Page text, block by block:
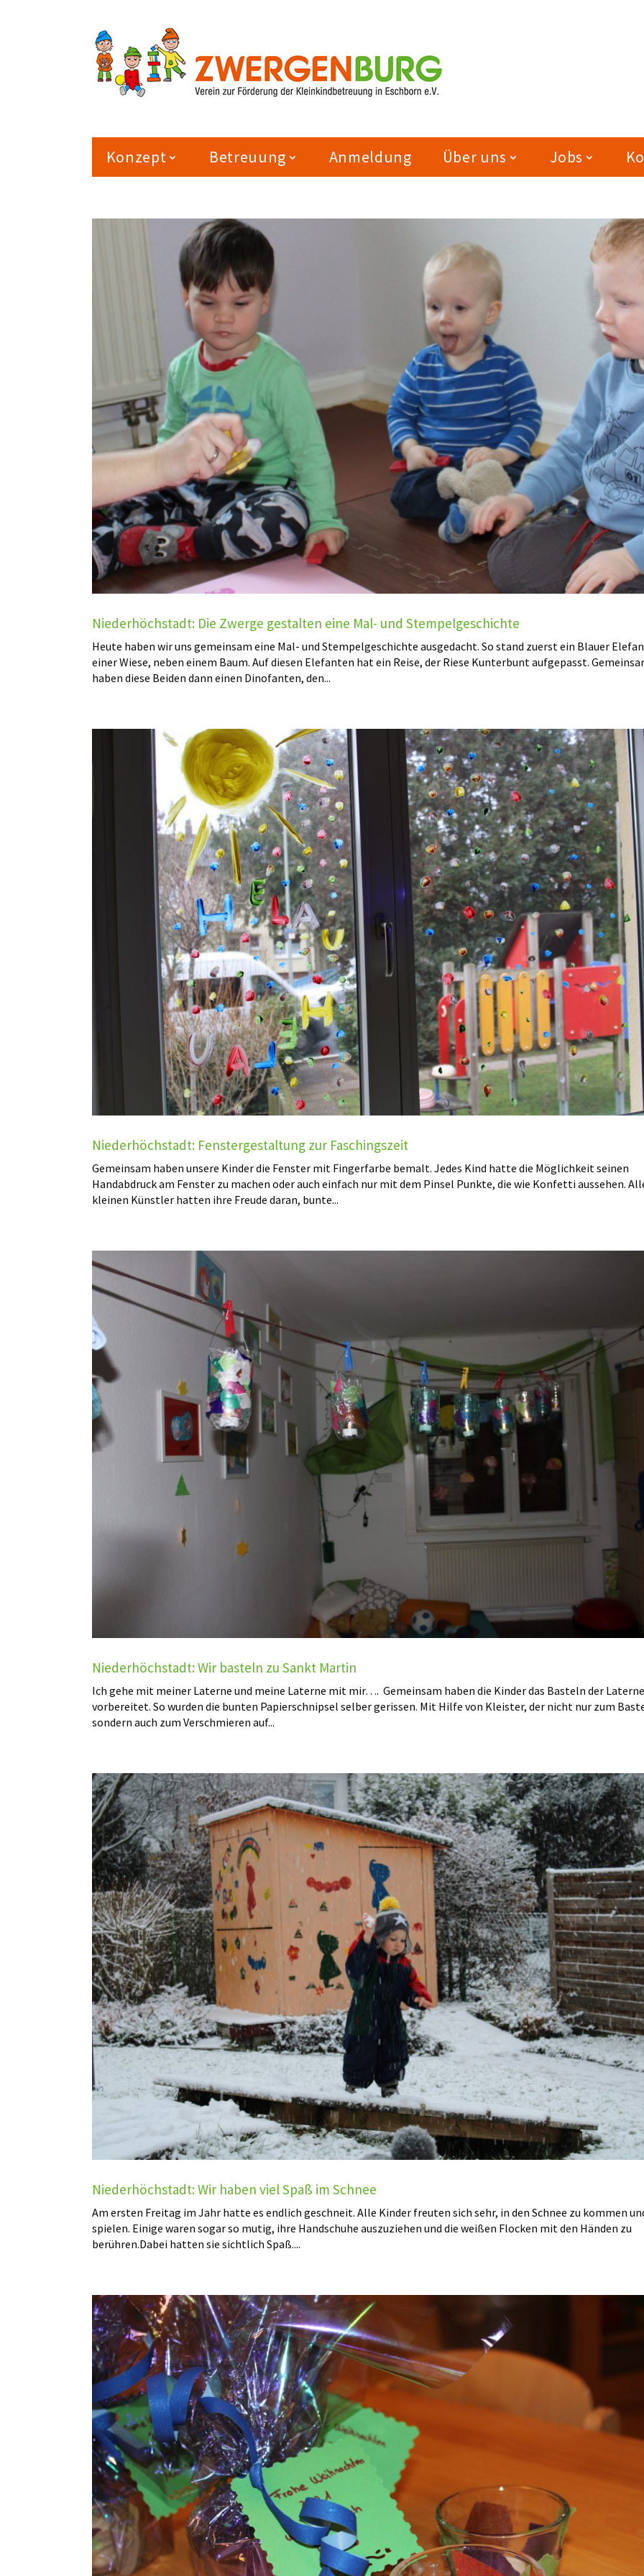
Konzept Betreuung Anmeldung Über uns Jobs
Niederhöchstadt: Die Zwerge gestalten eine Mal- und Stempelgeschichte
Heute haben wir uns gemeinsam eine Mal- und Stempelgeschichte ausgedacht. So stand zuerst ein Blauer
einer Wiese, neben einem Baum. Auf diesen Elefanten hat ein Reise, der Riese Kunterbunt aufgepasst.
haben diese Beiden dann einen Dinofanten, den...
Niederhöchstadt: Fenstergestaltung zur Faschingszeit
Gemeinsam haben unsere Kinder die Fenster mit Fingerfarbe bemalt. Jedes Kind hatte die Möglichkeit seinen
Handabdruck am Fenster zu machen oder auch einfach nur mit dem Pinsel Punkte, die wie Konfetti aussehen.
kleinen Künstler hatten ihre Freude daran, bunte...
Niederhöchstadt: Wir basteln zu Sankt Martin
Ich gehe mit meiner Laterne und meine Laterne mit mir…. Gemeinsam haben die Kinder das Basteln der
vorbereitet. So wurden die bunten Papierschnipsel selber gerissen. Mit Hilfe von Kleister, der nicht nur zum
sondern auch zum Verschmieren auf...
Niederhöchstadt: Wir haben viel Spaß im Schnee
Am ersten Freitag im Jahr hatte es endlich geschneit. Alle Kinder freuten sich sehr, in den Schnee zu kommen
spielen. Einige waren sogar so mutig, ihre Handschuhe auszuziehen und die weißen Flocken mit den Händen zu
berühren.Dabei hatten sie sichtlich Spaß....